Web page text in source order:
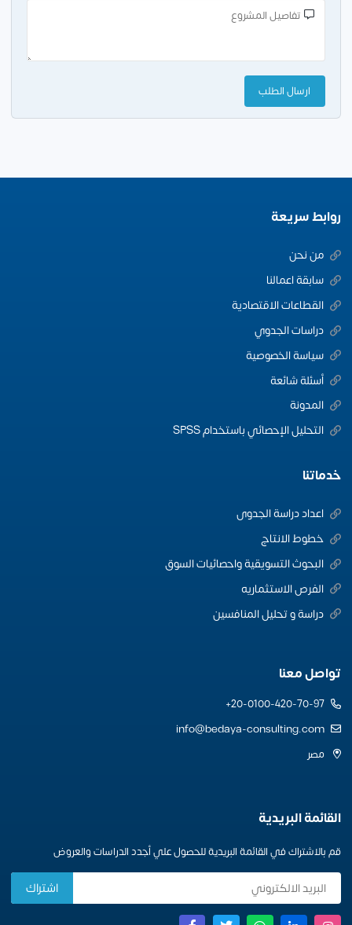
روابط سريعة
من نحن
سابقة اعمالنا
القطاعات الاقتصادية
دراسات الجدوي
سياسة الخصوصية
أسئلة شائعة
المدونة
التحليل الإحصائي باستخدام SPSS
خدماتنا
اعداد دراسة الجدوى
خطوط الانتاج
البحوث التسويقية واحصائيات السوق
الفرص الاستثماريه
دراسة و تحليل المنافسين
تواصل معنا
20-0100-420-70-97+
info@bedaya-consulting.com
مصر
القائمة البريدية
قم بالاشتراك في القائمة البريدية للحصول علي أجدد الدراسات والعروض